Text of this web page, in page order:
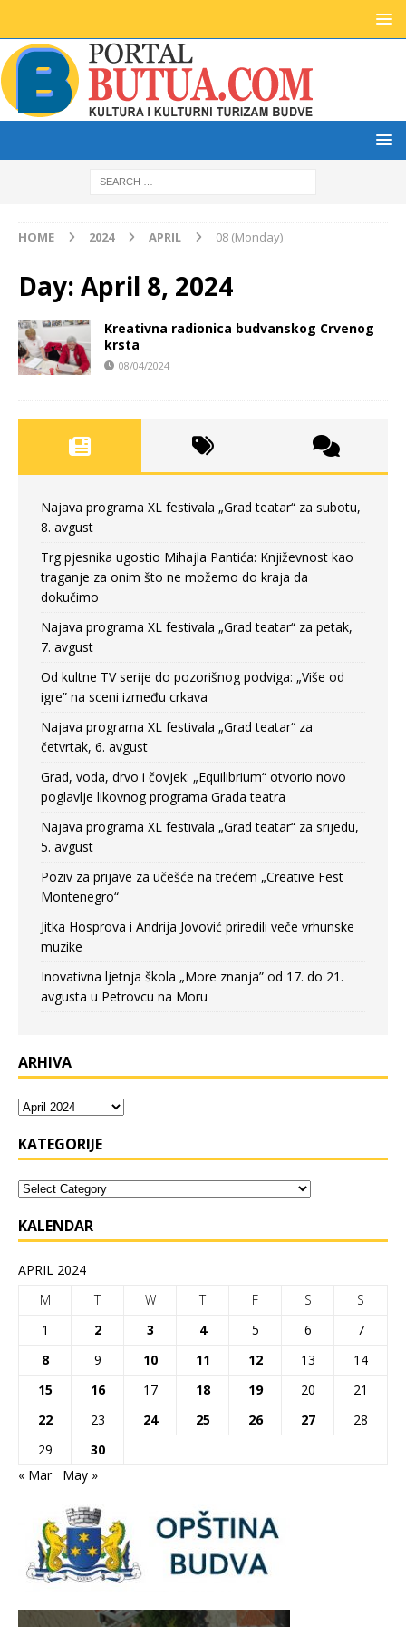
HOME 2024 APRIL 08 (Monday)
Day: April 8, 2024
Kreativna radionica budvanskog Crvenog
krsta
08/04/2024
Najava programa XL festivala „Grad teatar“ za subotu,
8. avgust
Trg pjesnika ugostio Mihajla Pantića: Književnost kao
traganje za onim što ne možemo do kraja da
dokučimo
Najava programa XL festivala „Grad teatar“ za petak,
7. avgust
Od kultne TV serije do pozorišnog podviga: „Više od
igre” na sceni između crkava
Najava programa XL festivala „Grad teatar“ za
četvrtak, 6. avgust
Grad, voda, drvo i čovjek: „Equilibrium“ otvorio novo
poglavlje likovnog programa Grada teatra
Najava programa XL festivala „Grad teatar“ za srijedu,
5. avgust
Poziv za prijave za učešće na trećem „Creative Fest
Montenegro“
Jitka Hosprova i Andrija Jovović priredili veče vrhunske
muzike
Inovativna ljetnja škola „More znanja” od 17. do 21.
avgusta u Petrovcu na Moru
ARHIVA
KATEGORIJE
KALENDAR
APRIL 2024
M
T W T F S
S
1
2 3 4 5 6
7
8
9 10 11 12 13
14
15
16 17 18 19 20
21
22
23 24 25 26 27
28
29
30
« Mar
May »